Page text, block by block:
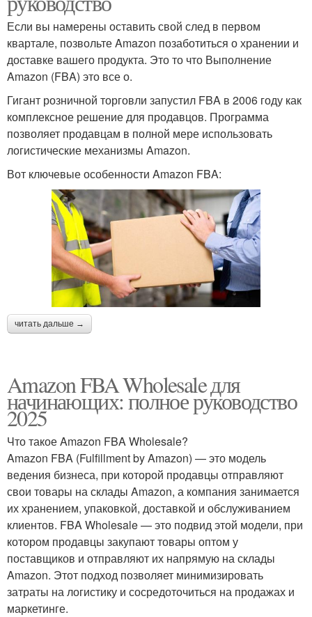
Если вы намерены оставить свой след в первом
квартале, позвольте Amazon позаботиться о хранении и
доставке вашего продукта. Это то что Выполнение
Amazon (FBA) это все о.
Гигант розничной торговли запустил FBA в 2006 году как
комплексное решение для продавцов. Программа
позволяет продавцам в полной мере использовать
логистические механизмы Amazon.
Вот ключевые особенности Amazon FBA:
читать дальше →
Amazon FBA Wholesale для
начинающих: полное руководство
2025
Что такое Amazon FBA Wholesale?
Amazon FBA (Fulfillment by Amazon) — это модель
ведения бизнеса, при которой продавцы отправляют
свои товары на склады Amazon, а компания занимается
их хранением, упаковкой, доставкой и обслуживанием
клиентов. FBA Wholesale — это подвид этой модели, при
котором продавцы закупают товары оптом у
поставщиков и отправляют их напрямую на склады
Amazon. Этот подход позволяет минимизировать
затраты на логистику и сосредоточиться на продажах и
маркетинге.